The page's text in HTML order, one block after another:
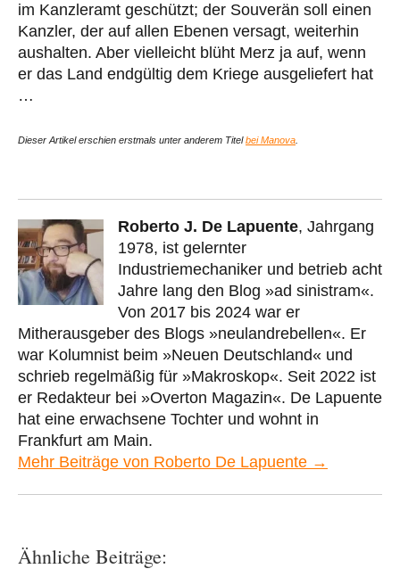
im Kanzleramt geschützt; der Souverän soll einen
Kanzler, der auf allen Ebenen versagt, weiterhin
aushalten. Aber vielleicht blüht Merz ja auf, wenn
er das Land endgültig dem Kriege ausgeliefert hat
…
Dieser Artikel erschien erstmals unter anderem Titelbei Manova.
Roberto J. De Lapuente, Jahrgang
1978, ist gelernter
Industriemechaniker und betrieb acht
Jahre lang den Blog »ad sinistram«.
Von 2017 bis 2024 war er
Mitherausgeber des Blogs »neulandrebellen«. Er
war Kolumnist beim »Neuen Deutschland« und
schrieb regelmäßig für »Makroskop«. Seit 2022 ist
er Redakteur bei »Overton Magazin«. De Lapuente
hat eine erwachsene Tochter und wohnt in
Frankfurt am Main.
Mehr Beiträge von Roberto De Lapuente →
Ähnliche Beiträge: